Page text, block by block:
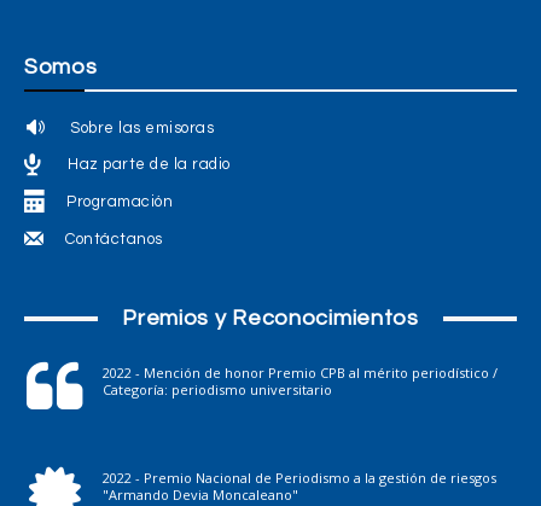
Somos
Sobre las emisoras
Haz parte de la radio
Programación
Contáctanos
Premios y Reconocimientos
2022 - Mención de honor Premio CPB al mérito periodístico /
Categoría: periodismo universitario
2022 - Premio Nacional de Periodismo a la gestión de riesgos
"Armando Devia Moncaleano"